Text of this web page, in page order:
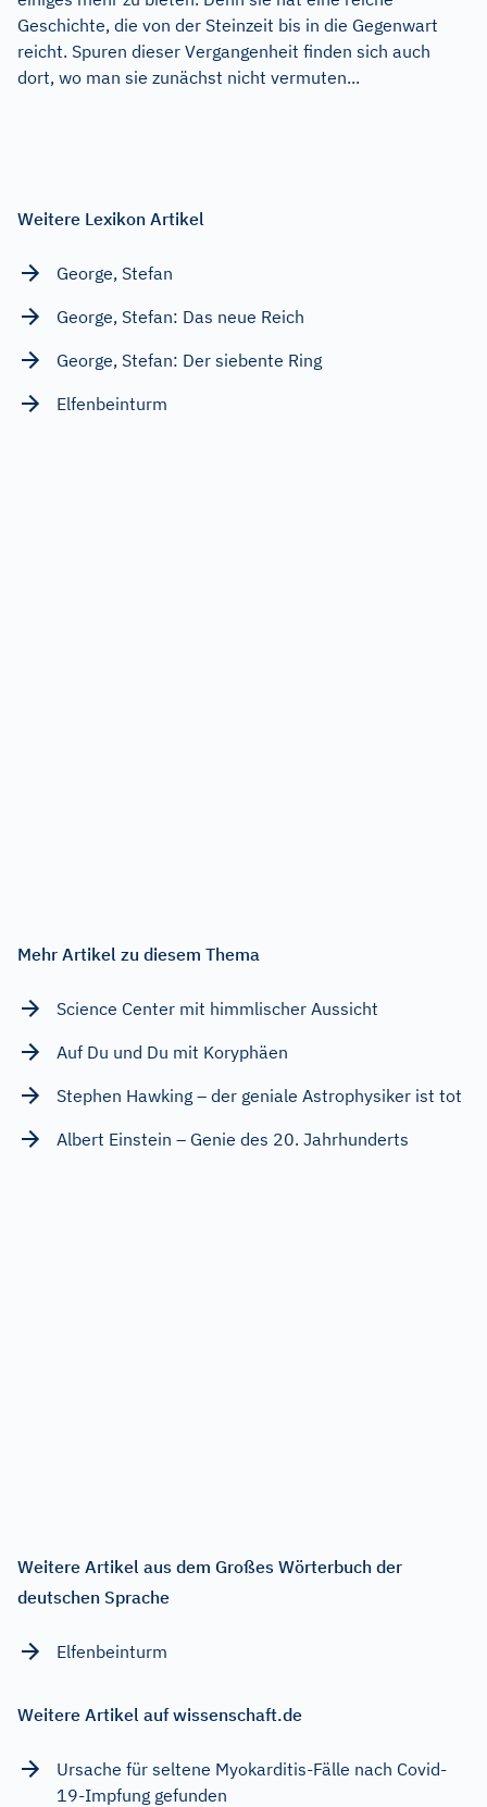
Geschichte, die von der Steinzeit bis in die Gegenwart
reicht. Spuren dieser Vergangenheit finden sich auch
dort, wo man sie zunächst nicht vermuten...
Weitere Lexikon Artikel
George, Stefan
George, Stefan: Das neue Reich
George, Stefan: Der siebente Ring
Elfenbeinturm
Mehr Artikel zu diesem Thema
Science Center mit himmlischer Aussicht
Auf Du und Du mit Koryphäen
Stephen Hawking – der geniale Astrophysiker ist tot
Albert Einstein – Genie des 20. Jahrhunderts
Weitere Artikel aus dem Großes Wörterbuch der
deutschen Sprache
Elfenbeinturm
Weitere Artikel auf wissenschaft.de
Ursache für seltene Myokarditis-Fälle nach Covid-
19-Impfung gefunden